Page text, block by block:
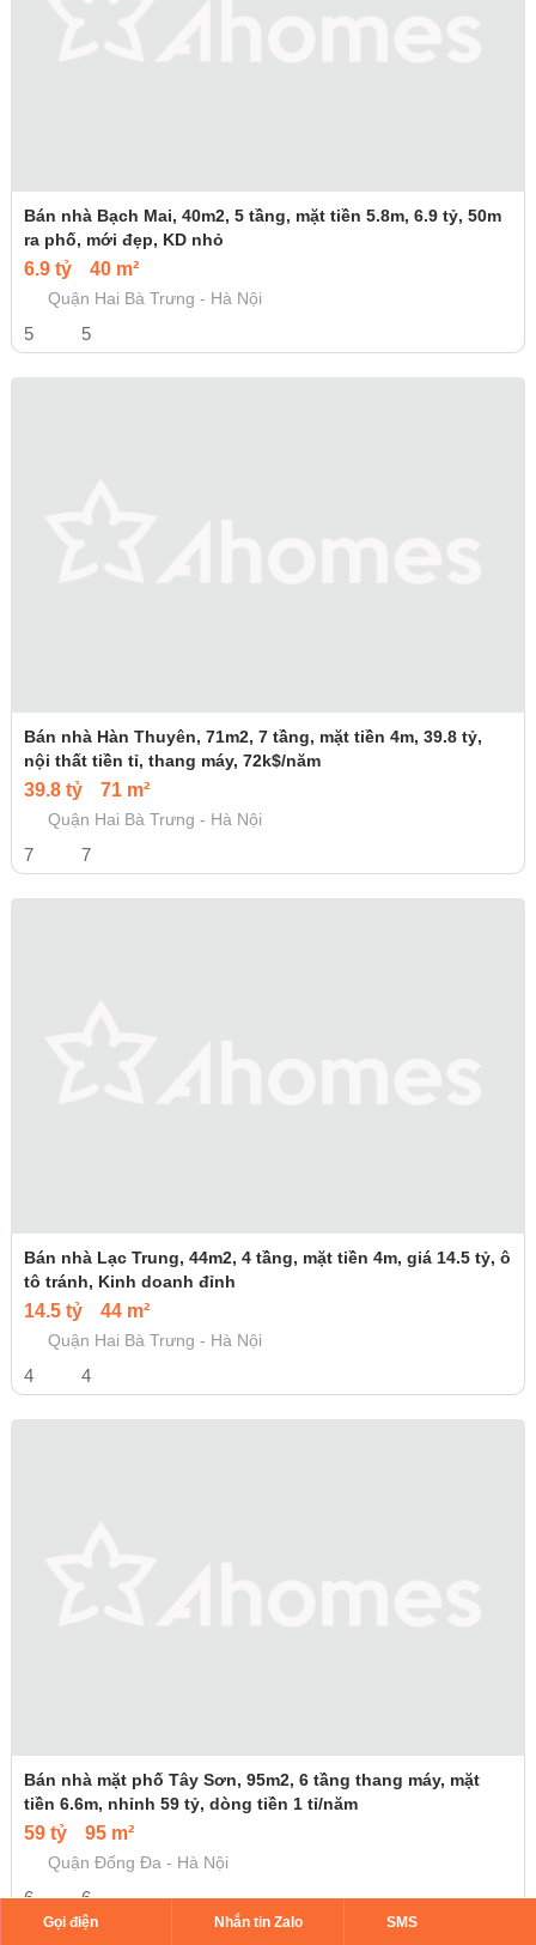
Bán nhà Bạch Mai, 40m2, 5 tầng, mặt tiền 5.8m, 6.9 tỷ, 50m
ra phố, mới đẹp, KD nhỏ
6.9 tỷ 40 m²
Quận Hai Bà Trưng - Hà Nội
5 5
Bán nhà Hàn Thuyên, 71m2, 7 tầng, mặt tiền 4m, 39.8 tỷ,
nội thất tiền tỉ, thang máy, 72k$/năm
39.8 tỷ 71 m²
Quận Hai Bà Trưng - Hà Nội
7 7
Bán nhà Lạc Trung, 44m2, 4 tầng, mặt tiền 4m, giá 14.5 tỷ, ô
tô tránh, Kinh doanh đỉnh
14.5 tỷ 44 m²
Quận Hai Bà Trưng - Hà Nội
4 4
Bán nhà mặt phố Tây Sơn, 95m2, 6 tầng thang máy, mặt
tiền 6.6m, nhỉnh 59 tỷ, dòng tiền 1 tỉ/năm
59 tỷ 95 m²
Quận Đống Đa - Hà Nội
6 6
Gọi điện Nhắn tin Zalo SMS